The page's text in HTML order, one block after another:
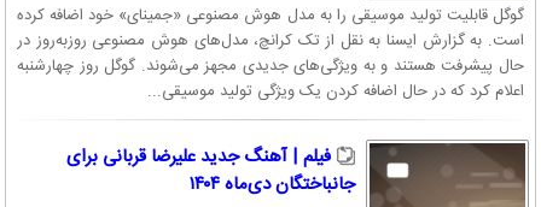
گوگل قابلیت تولید موسیقی را به مدل هوش مصنوعی «جمینای» خود اضافه کرده
است. به گزارش ایسنا به نقل از تک کرانچ، مدل‌های هوش مصنوعی روزبه‌روز در
حال پیشرفت هستند و به ویژگی‌های جدیدی مجهز می‌شوند. گوگل روز چهارشنبه
اعلام کرد که در حال اضافه کردن یک ویژگی تولید موسیقی...
فیلم | آهنگ جدید علیرضا قربانی برای
جانباختگان دی‌ماه ۱۴۰۴